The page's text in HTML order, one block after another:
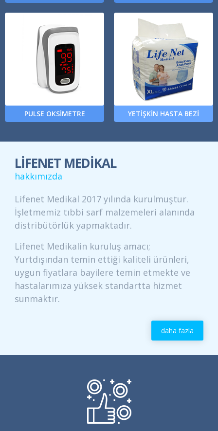
PULSE OKSİMETRE YETİŞKİN HASTA BEZİ
LİFENET MEDİKAL
hakkımızda
Lifenet Medikal 2017 yılında kurulmuştur.
İşletmemiz tıbbi sarf malzemeleri alanında
distribütörlük yapmaktadır.
Lifenet Medikalin kuruluş amacı;
Yurtdışından temin ettiği kaliteli ürünleri,
uygun fiyatlara bayilere temin etmekte ve
hastalarımıza yüksek standartta hizmet
sunmaktır.
daha fazla